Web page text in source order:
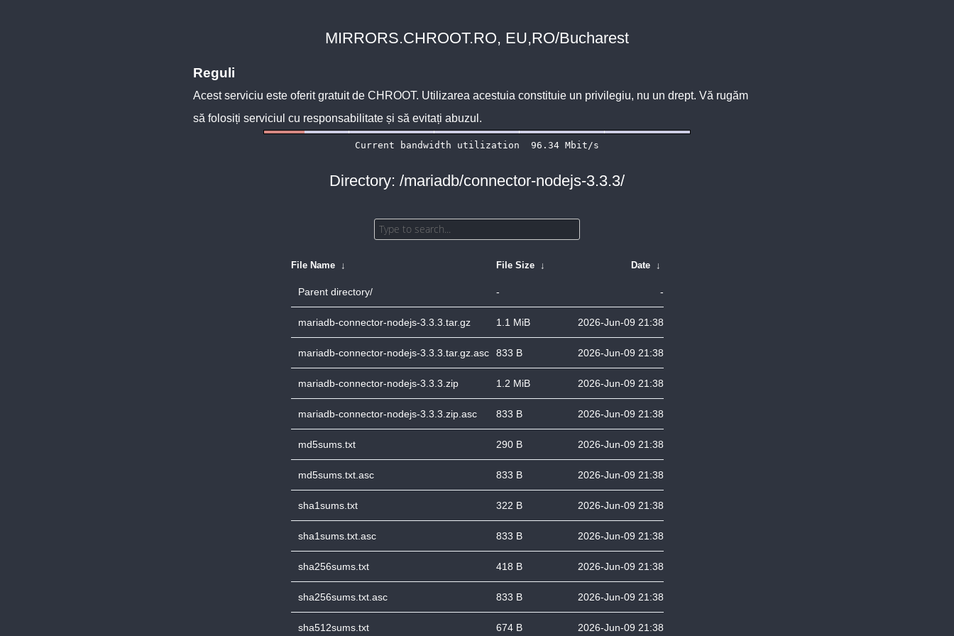
MIRRORS.CHROOT.RO, EU,RO/Bucharest
Reguli
Acest serviciu este oferit gratuit de CHROOT. Utilizarea acestuia constituie un privilegiu, nu un drept. Vă rugăm
să folosiți serviciul cu responsabilitate și să evitați abuzul.
Directory: /mariadb/connector-nodejs-3.3.3/
File Name ↓ File Size ↓ Date ↓
Parent directory/ - -
mariadb-connector-nodejs-3.3.3.tar.gz 1.1 MiB 2026-Jun-09 21:38
mariadb-connector-nodejs-3.3.3.tar.gz.asc 833 B 2026-Jun-09 21:38
mariadb-connector-nodejs-3.3.3.zip 1.2 MiB 2026-Jun-09 21:38
mariadb-connector-nodejs-3.3.3.zip.asc 833 B 2026-Jun-09 21:38
md5sums.txt 290 B 2026-Jun-09 21:38
md5sums.txt.asc 833 B 2026-Jun-09 21:38
sha1sums.txt 322 B 2026-Jun-09 21:38
sha1sums.txt.asc 833 B 2026-Jun-09 21:38
sha256sums.txt 418 B 2026-Jun-09 21:38
sha256sums.txt.asc 833 B 2026-Jun-09 21:38
sha512sums.txt 674 B 2026-Jun-09 21:38